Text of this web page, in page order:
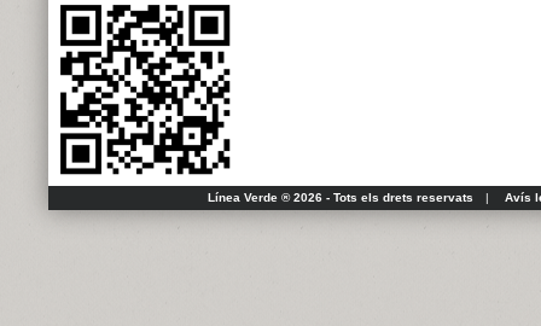
Línea Verde ® 2026 - Tots els drets reservats | Avís